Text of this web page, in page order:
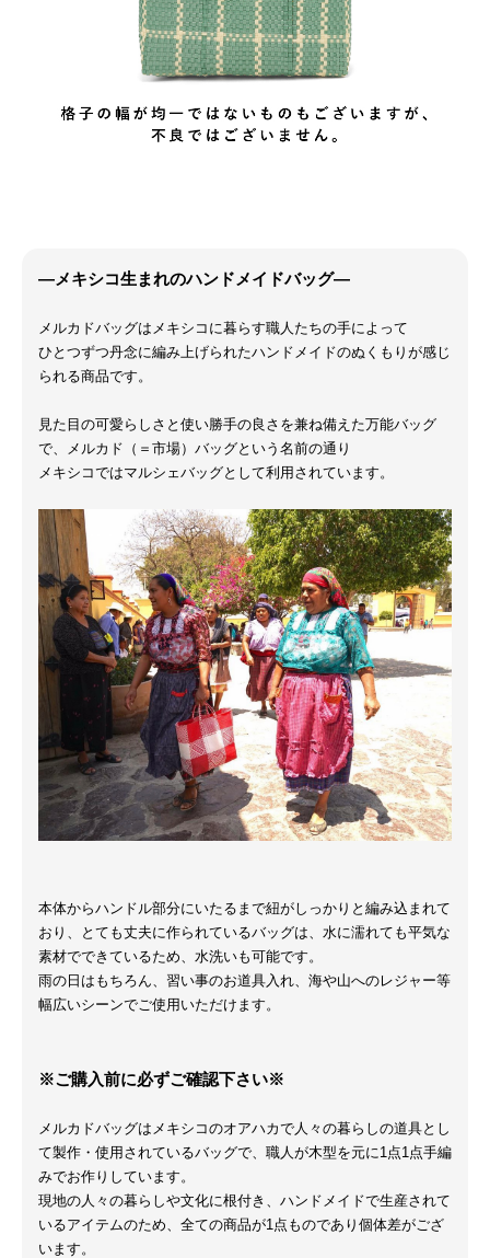
―メキシコ生まれのハンドメイドバッグ―
メルカドバッグはメキシコに暮らす職人たちの手によって
ひとつずつ丹念に編み上げられたハンドメイドのぬくもりが感じ
られる商品です。
見た目の可愛らしさと使い勝手の良さを兼ね備えた万能バッグ
で、メルカド（＝市場）バッグという名前の通り
メキシコではマルシェバッグとして利用されています。
本体からハンドル部分にいたるまで紐がしっかりと編み込まれて
おり、とても丈夫に作られているバッグは、水に濡れても平気な
素材でできているため、水洗いも可能です。
雨の日はもちろん、習い事のお道具入れ、海や山へのレジャー等
幅広いシーンでご使用いただけます。
※ご購入前に必ずご確認下さい※
メルカドバッグはメキシコのオアハカで人々の暮らしの道具とし
て製作・使用されているバッグで、職人が木型を元に1点1点手編
みでお作りしています。
現地の人々の暮らしや文化に根付き、ハンドメイドで生産されて
いるアイテムのため、全ての商品が1点ものであり個体差がござ
います。